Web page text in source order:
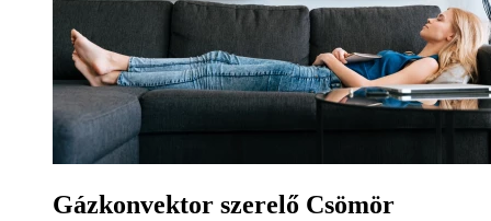
Gázkonvektor szerelő Csömör